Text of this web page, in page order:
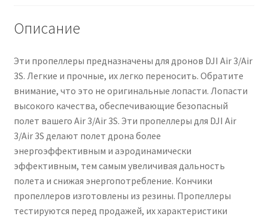
3S
быстросъемным
креплением.
Описание
Эти пропеллеры предназначены для дронов DJI Air 3/Air
3S. Легкие и прочные, их легко переносить. Обратите
внимание, что это не оригинальные лопасти. Лопасти
высокого качества, обеспечивающие безопасный
полет вашего Air 3/Air 3S. Эти пропеллеры для DJI Air
3/Air 3S делают полет дрона более
энергоэффективным и аэродинамически
эффективным, тем самым увеличивая дальность
полета и снижая энергопотребление. Кончики
пропеллеров изготовлены из резины. Пропеллеры
тестируются перед продажей, их характеристики